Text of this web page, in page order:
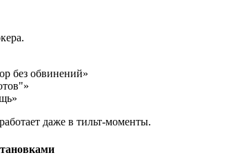
без обвинений»
даже в тильт-моменты.